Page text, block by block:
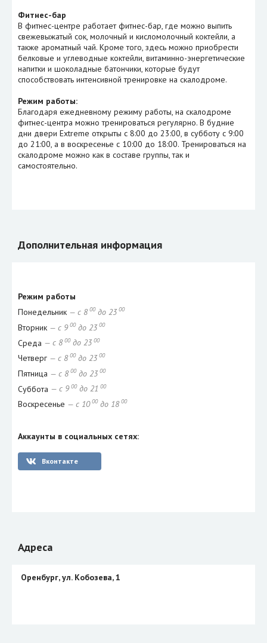
Фитнес-бар
В фитнес-центре работает фитнес-бар, где можно выпить
свежевыжатый сок, молочный и кисломолочный коктейли, а
также ароматный чай. Кроме того, здесь можно приобрести
белковые и углеводные коктейли, витаминно-энергетические
напитки и шоколадные батончики, которые будут
способствовать интенсивной тренировке на скалодроме.
Режим работы:
Благодаря ежедневному режиму работы, на скалодроме
фитнес-центра можно тренироваться регулярно. В будние
дни двери Extreme открыты с 8:00 до 23:00, в субботу с 9:00
до 21:00, а в воскресенье с 10:00 до 18:00. Тренироваться на
скалодроме можно как в составе группы, так и
самостоятельно.
Дополнительная информация
Режим работы
Понедельник — с 8 00до 23 00
Вторник — с 9 00до 23 00
Среда — с 8 00до 23 00
Четверг — с 8 00до 23 00
Пятница — с 8 00до 23 00
Суббота — с 9 00до 21 00
Воскресенье — с 10 00до 18 00
Аккаунты в социальных сетях:
Вконтакте
Адреса
Оренбург, ул. Кобозева, 1